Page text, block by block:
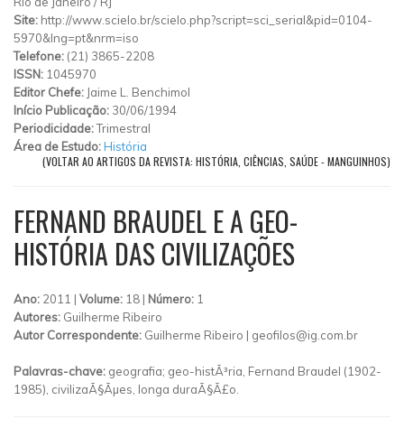
Site: http://www.scielo.br/scielo.php?script=sci_serial&pid=0104-
5970&lng=pt&nrm=iso
Telefone: (21) 3865-2208
ISSN: 1045970
Editor Chefe: Jaime L. Benchimol
Início Publicação: 30/06/1994
Periodicidade:Trimestral
Área de Estudo:História
(VOLTAR AO ARTIGOS DA REVISTA: HISTÓRIA, CIÊNCIAS, SAÚDE - MANGUINHOS)
FERNAND BRAUDEL E A GEO-
HISTÓRIA DAS CIVILIZAÇÕES
Ano: 2011 | Volume: 18 | Número: 1
Autores: Guilherme Ribeiro
Autor Correspondente: Guilherme Ribeiro | geofilos@ig.com.br
Palavras-chave: geografia; geo-histÃ³ria, Fernand Braudel (1902-
1985), civilizaÃ§Ãµes, longa duraÃ§Ã£o.